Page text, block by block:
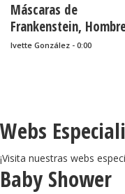
Máscaras de
Frankenstein,
Lobo y Drácula para
Ivette González - 0:00
Webs
¡Visita nuestras webs
Baby Shower